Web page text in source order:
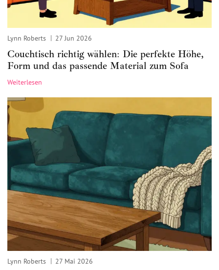
Lynn Roberts 27 Jun 2026
Couchtisch richtig wählen: Die perfekte Höhe,
Form und das passende Material zum Sofa
Weiterlesen
Lynn Roberts 27 Mai 2026